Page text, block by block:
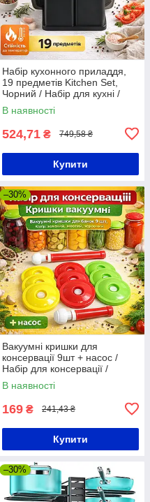
Набір кухонного приладдя,
19 предметів Kitchen Set,
Чорний / Набір для кухні /
Кухонний набір приладів /
Кухонне начиння
В наявності
524,71 ₴ 749,58 ₴
Купити
–30%
Вакуумні кришки для
консервації 9шт + насос /
Набір для консервації /
Вакуумна система / Кришки
вакуумні
В наявності
169 ₴ 241,43 ₴
Купити
–30%